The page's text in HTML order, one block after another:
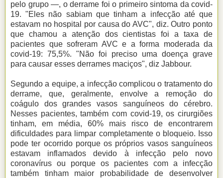
pelo grupo —, o derrame foi o primeiro sintoma da covid-
19. "Eles não sabiam que tinham a infecção até que
estavam no hospital por causa do AVC", diz. Outro ponto
que chamou a atenção dos cientistas foi a taxa de
pacientes que sofreram AVC e a forma moderada da
covid-19: 75,5%. "Não foi preciso uma doença grave
para causar esses derrames maciços", diz Jabbour.
Segundo a equipe, a infecção complicou o tratamento do
derrame, que, geralmente, envolve a remoção do
coágulo dos grandes vasos sanguíneos do cérebro.
Nesses pacientes, também com covid-19, os cirurgiões
tinham, em média, 60% mais risco de encontrarem
dificuldades para limpar completamente o bloqueio. Isso
pode ter ocorrido porque os próprios vasos sanguíneos
estavam inflamados devido à infecção pelo novo
coronavírus ou porque os pacientes com a infecção
também tinham maior probabilidade de desenvolver